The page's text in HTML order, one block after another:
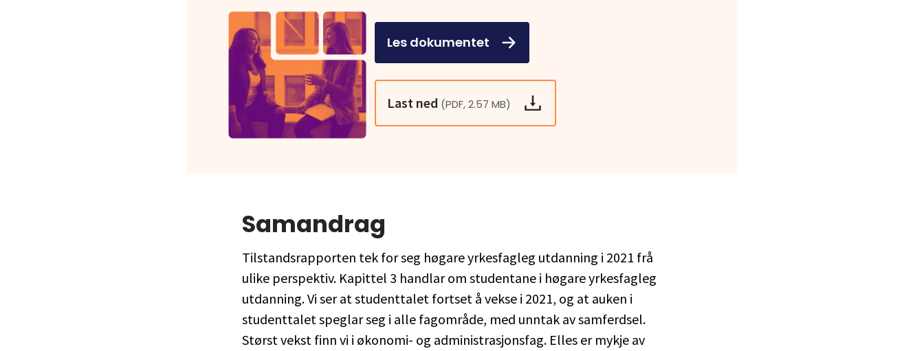
Last ned (PDF, 2.57 MB)
Les dokumentet
Samandrag
Tilstandsrapporten tek for seg høgare yrkesfagleg utdanning i 2021 frå
ulike perspektiv. Kapittel 3 handlar om studentane i høgare yrkesfagleg
utdanning. Vi ser at studenttalet fortset å vekse i 2021, og at auken i
studenttalet speglar seg i alle fagområde, med unntak av samferdsel.
Størst vekst finn vi i økonomi- og administrasjonsfag. Elles er mykje av